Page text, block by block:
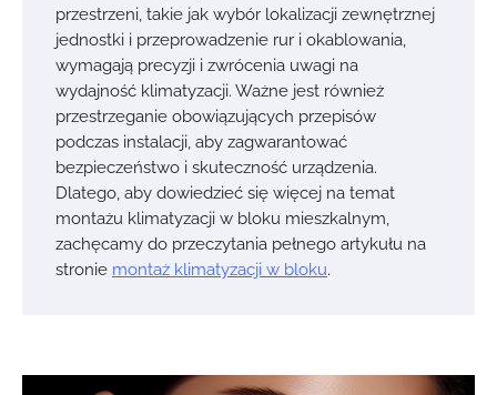
przestrzeni, takie jak wybór lokalizacji zewnętrznej
jednostki i przeprowadzenie rur i okablowania,
wymagają precyzji i zwrócenia uwagi na
wydajność klimatyzacji. Ważne jest również
przestrzeganie obowiązujących przepisów
podczas instalacji, aby zagwarantować
bezpieczeństwo i skuteczność urządzenia.
Dlatego, aby dowiedzieć się więcej na temat
montażu klimatyzacji w bloku mieszkalnym,
zachęcamy do przeczytania pełnego artykułu na
stronie montaż klimatyzacji w bloku.